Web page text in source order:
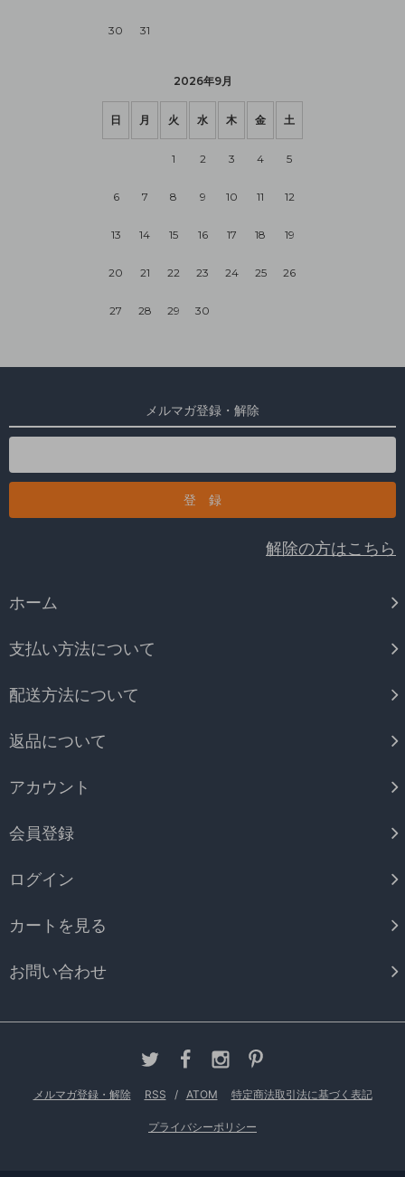
30 31
2026年9月
日 月 火 水 木 金 土
1 2 3 4 5
6 7 8 9 10 11 12
13 14 15 16 17 18 19
20 21 22 23 24 25 26
27 28 29 30
メルマガ登録・解除
解除の方はこちら
ホーム
支払い方法について
配送方法について
返品について
アカウント
会員登録
ログイン
カートを見る
お問い合わせ
メルマガ登録・解除 RSS / ATOM 特定商法取引法に基づく表記
プライバシーポリシー